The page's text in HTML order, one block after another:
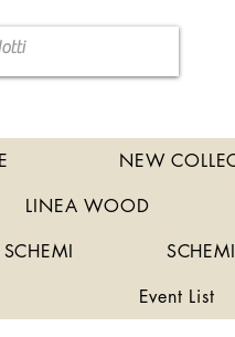
NEW
LINEA WOOD
SCHEMI SCHEMI
Event List